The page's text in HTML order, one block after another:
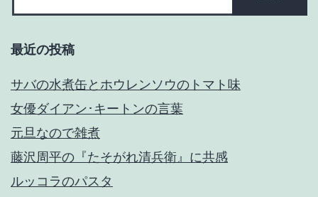
最近の投稿
サバの水煮缶とホウレンソウのトマト味
女優ダイアン･キートンの言葉
元旦なので雑煮
藤沢周平の『たそがれ清兵衛』に共感
ルッコラのパスタ